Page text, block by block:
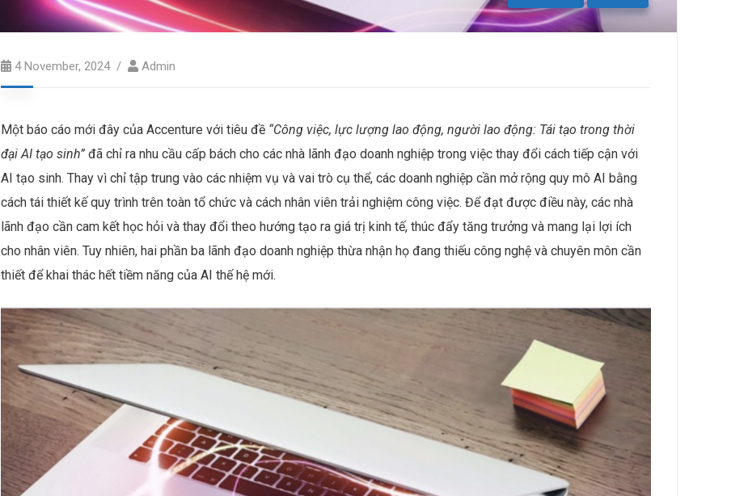
4 November, 2024 Admin
Một báo cáo mới đây của Accenture với tiêu đề “Công việc, lực lượng lao động, người lao động: Tái tạo trong thời
đại AI tạo sinh” đã chỉ ra nhu cầu cấp bách cho các nhà lãnh đạo doanh nghiệp trong việc thay đổi cách tiếp cận với
AI tạo sinh. Thay vì chỉ tập trung vào các nhiệm vụ và vai trò cụ thể, các doanh nghiệp cần mở rộng quy mô AI bằng
cách tái thiết kế quy trình trên toàn tổ chức và cách nhân viên trải nghiệm công việc. Để đạt được điều này, các nhà
lãnh đạo cần cam kết học hỏi và thay đổi theo hướng tạo ra giá trị kinh tế, thúc đẩy tăng trưởng và mang lại lợi ích
cho nhân viên. Tuy nhiên, hai phần ba lãnh đạo doanh nghiệp thừa nhận họ đang thiếu công nghệ và chuyên môn cần
thiết để khai thác hết tiềm năng của AI thế hệ mới.